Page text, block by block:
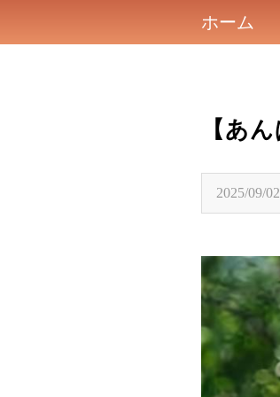
ホーム
【あ
2025/09/02